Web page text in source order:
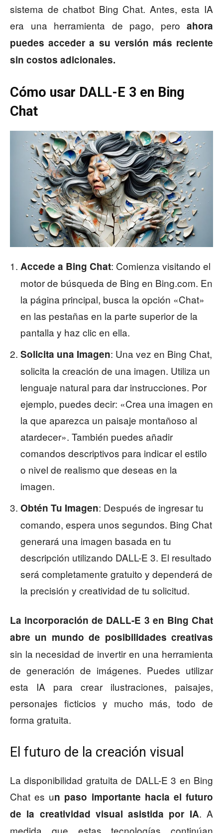
sistema de chatbot Bing Chat. Antes, esta IA
era una herramienta de pago, pero ahora
puedes acceder a su versión más reciente
sin costos adicionales.
Cómo usar DALL-E 3 en Bing
Chat
Accede a Bing Chat: Comienza visitando el
motor de búsqueda de Bing en Bing.com. En
la página principal, busca la opción «Chat»
en las pestañas en la parte superior de la
pantalla y haz clic en ella.
Solicita una Imagen: Una vez en Bing Chat,
solicita la creación de una imagen. Utiliza un
lenguaje natural para dar instrucciones. Por
ejemplo, puedes decir: «Crea una imagen en
la que aparezca un paisaje montañoso al
atardecer». También puedes añadir
comandos descriptivos para indicar el estilo
o nivel de realismo que deseas en la
imagen.
Obtén Tu Imagen: Después de ingresar tu
comando, espera unos segundos. Bing Chat
generará una imagen basada en tu
descripción utilizando DALL-E 3. El resultado
será completamente gratuito y dependerá de
la precisión y creatividad de tu solicitud.
La incorporación de DALL-E 3 en Bing Chat
abre un mundo de posibilidades creativas
sin la necesidad de invertir en una herramienta
de generación de imágenes. Puedes utilizar
esta IA para crear ilustraciones, paisajes,
personajes ficticios y mucho más, todo de
forma gratuita.
El futuro de la creación visual
La disponibilidad gratuita de DALL-E 3 en Bing
Chat es un paso importante hacia el futuro
de la creatividad visual asistida por IA. A
medida que estas tecnologías continúan